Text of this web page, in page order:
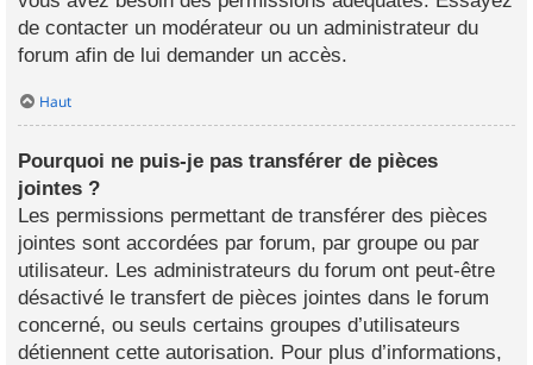
de contacter un modérateur ou un administrateur du
forum afin de lui demander un accès.
Haut
Pourquoi ne puis-je pas transférer de pièces
jointes ?
Les permissions permettant de transférer des pièces
jointes sont accordées par forum, par groupe ou par
utilisateur. Les administrateurs du forum ont peut-être
désactivé le transfert de pièces jointes dans le forum
concerné, ou seuls certains groupes d’utilisateurs
détiennent cette autorisation. Pour plus d’informations,